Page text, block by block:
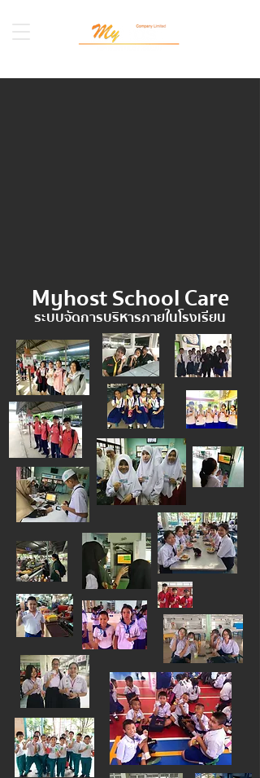
Myhost School Care
ระบบจัดการบริหารภายในโรงเรียน